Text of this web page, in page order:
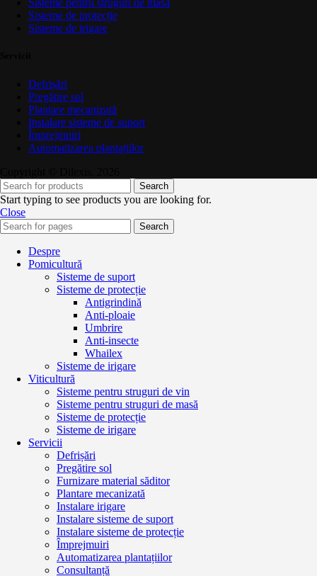
Sisteme pentru struguri de masă
Sisteme de protecție
Sisteme de irigare
Defrișări
Pregătire sol
Plantare mecanizată
Instalare sisteme de suport
Împrejmuiri
Automatizarea plantațiilor
Search
Start typing to see products you are looking for.
Close
Search
Despre
Pomicultură
Sisteme de suport
Sisteme de protecție
Antigrindină
Anti-ploaie
Umbrire
Anti-insecte
Whailex
Sisteme de irigare
Viticultură
Sisteme pentru struguri de vin
Sisteme pentru struguri de masă
Sisteme de protecție
Sisteme de irigare
Servicii
Defrișări
Pregătire sol
Furnizare material săditor
Plantare mecanizată
Instalare irigare
Instalare sisteme de suport
Instalare sisteme de protecție
Împrejmuiri
Automatizarea plantațiilor
Consultanță